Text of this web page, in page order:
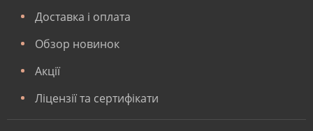
Доставка і оплата
Обзор новинок
Акції
Ліцензії та сертифікати